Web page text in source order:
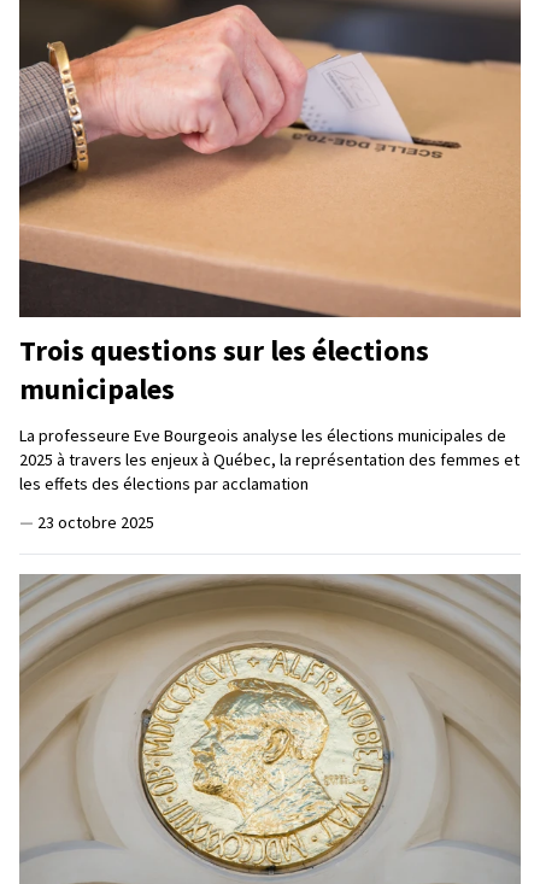
Trois questions sur les élections
municipales
La professeure Eve Bourgeois analyse les élections municipales de
2025 à travers les enjeux à Québec, la représentation des femmes et
les effets des élections par acclamation
— 23 octobre 2025